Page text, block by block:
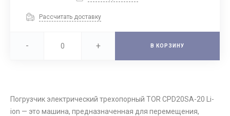
Рассчитать доставку
- + В КОРЗИНУ
Погрузчик электрический трехопорный TOR CPD20SA-20 Li-
ion — это машина, предназначенная для перемещения,